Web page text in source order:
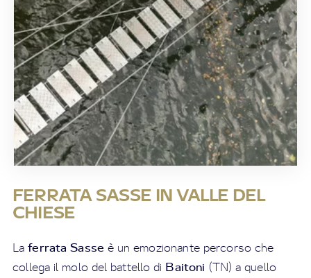
FERRATA SASSE IN VALLE DEL
CHIESE
Laferrata Sasse è un emozionante percorso che
collega il molo del battello di Baitoni (TN) a quello